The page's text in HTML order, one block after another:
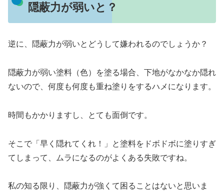
隠蔽力が弱いと？
逆に、隠蔽力が弱いとどうして嫌われるのでしょうか？
隠蔽力が弱い塗料（色）を塗る場合、下地がなかなか隠れ
ないので、何度も何度も重ね塗りをするハメになります。
時間もかかりますし、とても面倒です。
そこで「早く隠れてくれ！」と塗料をドボドボに塗りすぎ
てしまって、ムラになるのがよくある失敗ですね。
私の知る限り、隠蔽力が強くて困ることはないと思いま